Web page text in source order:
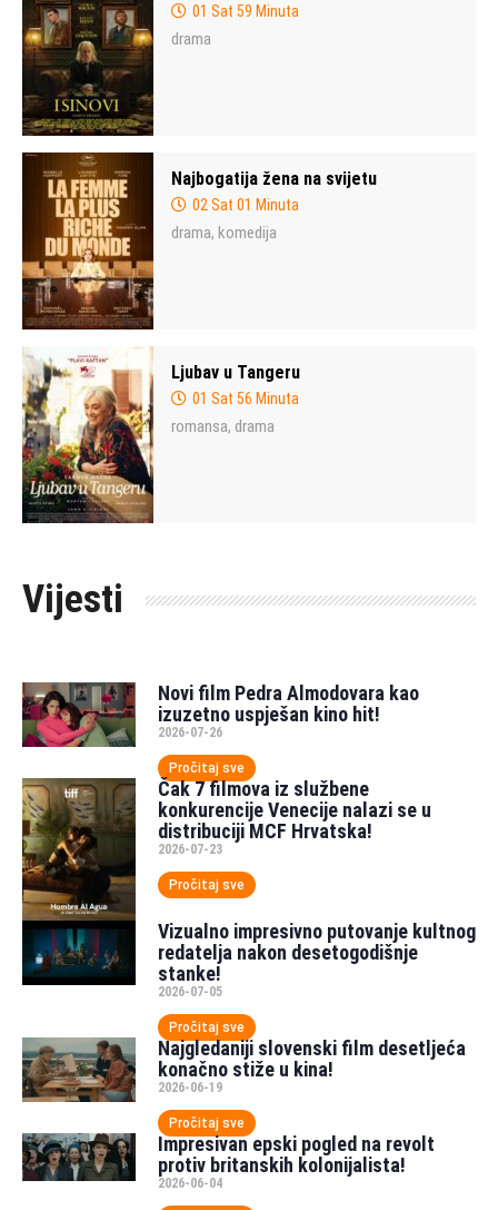
01 Sat 59 Minuta
drama
Najbogatija žena na svijetu
02 Sat 01 Minuta
drama, komedija
Ljubav u Tangeru
01 Sat 56 Minuta
romansa, drama
Vijesti
Novi film Pedra Almodovara kao
izuzetno uspješan kino hit!
2026-07-26
Pročitaj sve
Čak 7 filmova iz službene
konkurencije Venecije nalazi se u
distribuciji MCF Hrvatska!
2026-07-23
Pročitaj sve
Vizualno impresivno putovanje kultnog
redatelja nakon desetogodišnje
stanke!
2026-07-05
Pročitaj sve
Najgledaniji slovenski film desetljeća
konačno stiže u kina!
2026-06-19
Pročitaj sve
Impresivan epski pogled na revolt
protiv britanskih kolonijalista!
2026-06-04